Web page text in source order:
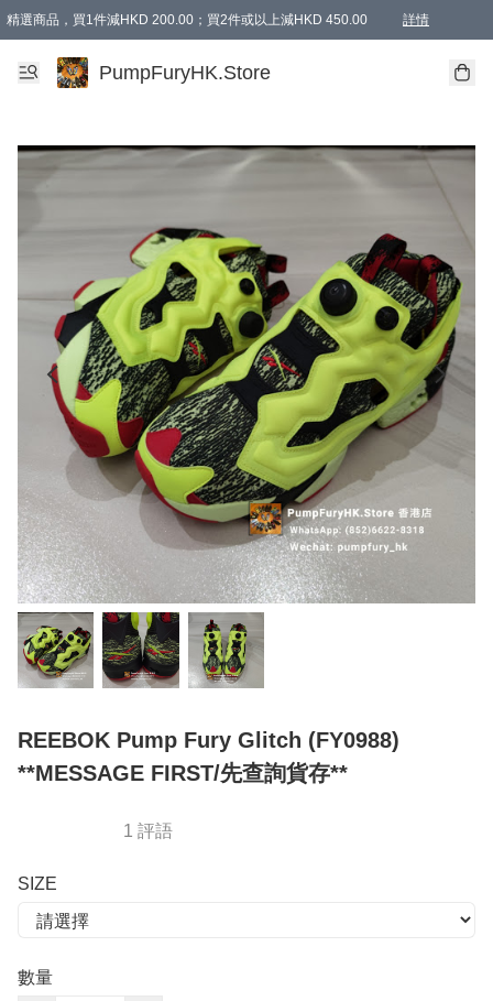
精選商品，買1件減HKD 200.00；買2件或以上減HKD 450.00 詳情
AAPE商品,會員專享9折或以上（按會員等級）AAPE products, members can
精選商品，任選買2件或以上減HKD 100.00
購物滿 HKD 800.00即享免運費優惠！（適用於 特定的送貨方式 )
PumpFuryHK.Store
REEBOK Pump Fury Glitch (FY0988)
**MESSAGE FIRST/先查詢貨存**
1 評語
SIZE
數量